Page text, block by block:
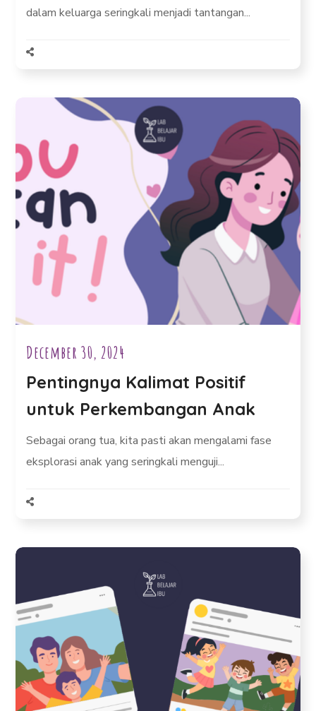
dalam keluarga seringkali menjadi tantangan...
December 30, 2024
Pentingnya Kalimat Positif
untuk Perkembangan Anak
Sebagai orang tua, kita pasti akan mengalami fase
eksplorasi anak yang seringkali menguji...